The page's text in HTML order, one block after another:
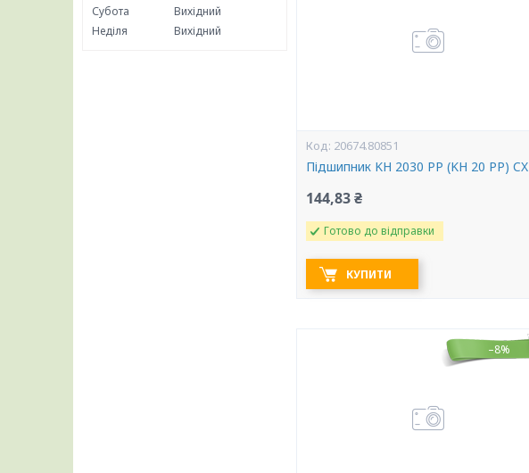
Субота
Вихідний
Неділя
Вихідний
20674.80851
Підшипник KH 2030 PP (KH 20 PP) CX
144,83 ₴
Готово до відправки
КУПИТИ
–8%